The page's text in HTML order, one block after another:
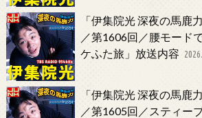
「伊集院光 深夜の馬鹿
／第1606回／腰モード
ケふた旅」放送内容
「伊集院光 深夜の馬鹿
／第1605回／スティー